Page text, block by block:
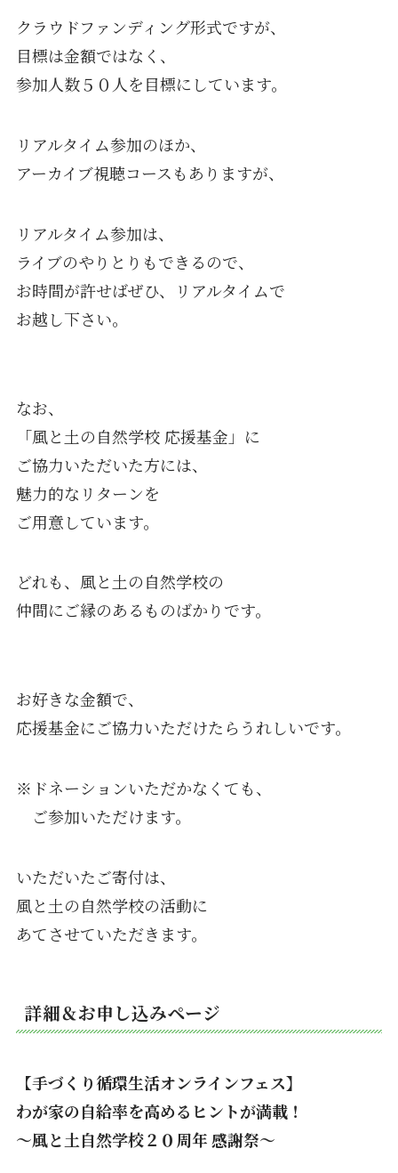
クラウドファンディング形式ですが、
目標は金額ではなく、
参加人数５０人を目標にしています。
リアルタイム参加のほか、
アーカイブ視聴コースもありますが、
リアルタイム参加は、
ライブのやりとりもできるので、
お時間が許せばぜひ、リアルタイムで
お越し下さい。
なお、
「風と土の自然学校 応援基金」に
ご協力いただいた方には、
魅力的なリターンを
ご用意しています。
どれも、風と土の自然学校の
仲間にご縁のあるものばかりです。
お好きな金額で、
応援基金にご協力いただけたらうれしいです。
※ドネーションいただかなくても、
ご参加いただけます。
いただいたご寄付は、
風と土の自然学校の活動に
あてさせていただきます。
詳細＆お申し込みページ
【手づくり循環生活オンラインフェス】
わが家の自給率を高めるヒントが満載！
〜風と土自然学校２０周年 感謝祭〜